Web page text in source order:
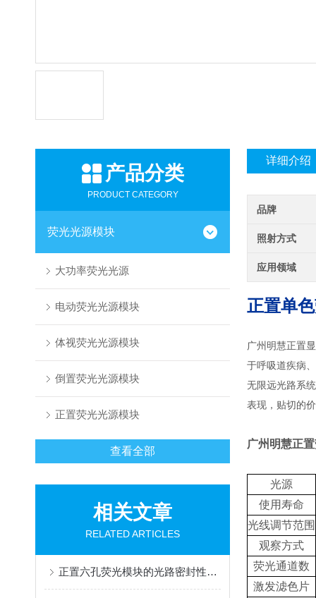
产品分类
PRODUCT CATEGORY
荧光光源模块
大功率荧光光源
电动荧光光源模块
体视荧光光源模块
倒置荧光光源模块
正置荧光光源模块
查看全部
相关文章
RELATED ARTICLES
正置六孔荧光模块的光路密封性如何维护
详细介绍
品牌
照射方式
应用领域
正置单
广州明慧正置
于呼吸道疾病
无限远光路系
表现，贴切的
广州 明慧正置
光源
使用寿命
光线调节范围
观察方式
荧光通道数
激发滤色片